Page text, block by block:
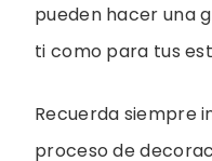
pueden hacer una
ti como para tus
Recuerda siempre
proceso de